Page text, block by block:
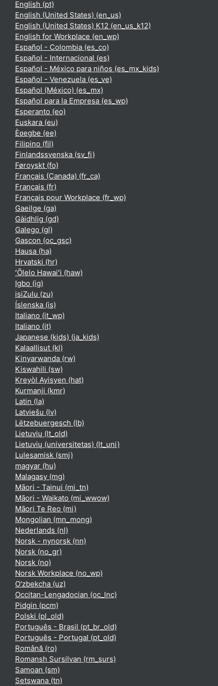
English ‎(pt)‎
English (United States) ‎(en_us)‎
English (United States) K12 ‎(en_us_k12)‎
English for Workplace ‎(en_wp)‎
Español - Colombia ‎(es_co)‎
Español - Internacional ‎(es)‎
Español - México para niños ‎(es_mx_kids)‎
Español - Venezuela ‎(es_ve)‎
Español (México) ‎(es_mx)‎
Español para la Empresa ‎(es_wp)‎
Esperanto ‎(eo)‎
Euskara ‎(eu)‎
Èʋegbe ‎(ee)‎
Filipino ‎(fil)‎
Finlandssvenska ‎(sv_fi)‎
Føroyskt ‎(fo)‎
Français (Canada) ‎(fr_ca)‎
Français ‎(fr)‎
Français pour Workplace ‎(fr_wp)‎
Gaeilge ‎(ga)‎
Gàidhlig ‎(gd)‎
Galego ‎(gl)‎
Gascon ‎(oc_gsc)‎
Hausa ‎(ha)‎
Hrvatski ‎(hr)‎
ʻŌlelo Hawaiʻi ‎(haw)‎
Igbo ‎(ig)‎
isiZulu ‎(zu)‎
Íslenska ‎(is)‎
Italiano ‎(it_wp)‎
Italiano ‎(it)‎
Japanese (kids) ‎(ja_kids)‎
Kalaallisut ‎(kl)‎
Kinyarwanda ‎(rw)‎
Kiswahili ‎(sw)‎
Kreyòl Ayisyen ‎(hat)‎
Kurmanji ‎(kmr)‎
Latin ‎(la)‎
Latviešu ‎(lv)‎
Lëtzebuergesch ‎(lb)‎
Lietuvių ‎(lt_old)‎
Lietuvių (universitetas) ‎(lt_uni)‎
Lulesamisk ‎(smj)‎
magyar ‎(hu)‎
Malagasy ‎(mg)‎
Māori - Tainui ‎(mi_tn)‎
Māori - Waikato ‎(mi_wwow)‎
Māori Te Reo ‎(mi)‎
Mongolian ‎(mn_mong)‎
Nederlands ‎(nl)‎
Norsk - nynorsk ‎(nn)‎
Norsk ‎(no_gr)‎
Norsk ‎(no)‎
Norsk Workplace ‎(no_wp)‎
O'zbekcha ‎(uz)‎
Occitan-Lengadocian ‎(oc_lnc)‎
Pidgin ‎(pcm)‎
Polski ‎(pl_old)‎
Português - Brasil ‎(pt_br_old)‎
Português - Portugal ‎(pt_old)‎
Română ‎(ro)‎
Romansh Sursilvan ‎(rm_surs)‎
Samoan ‎(sm)‎
Setswana ‎(tn)‎